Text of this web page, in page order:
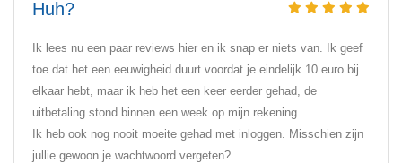
Huh?
Ik lees nu een paar reviews hier en ik snap er niets van. Ik geef
toe dat het een eeuwigheid duurt voordat je eindelijk 10 euro bij
elkaar hebt, maar ik heb het een keer eerder gehad, de
uitbetaling stond binnen een week op mijn rekening.
Ik heb ook nog nooit moeite gehad met inloggen. Misschien zijn
jullie gewoon je wachtwoord vergeten?